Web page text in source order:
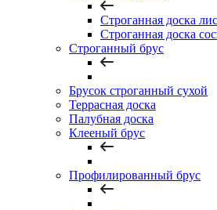
Строганная доска
Строганная доска
Строганный брус
Брусок строганный сухой
Террасная доска
Палубная доска
Клееный брус
Профилированный брус